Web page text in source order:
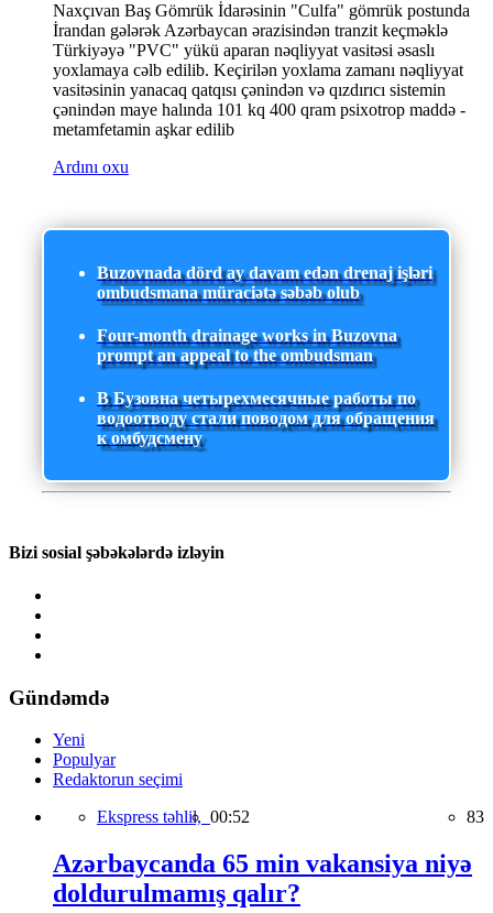
Naxçıvan Baş Gömrük İdarəsinin "Culfa" gömrük postunda
İrandan gələrək Azərbaycan ərazisindən tranzit keçməklə
Türkiyəyə "PVC" yükü aparan nəqliyyat vasitəsi əsaslı
yoxlamaya cəlb edilib. Keçirilən yoxlama zamanı nəqliyyat
vasitəsinin yanacaq qatqısı çənindən və qızdırıcı sistemin
çənindən maye halında 101 kq 400 qram psixotrop maddə -
metamfetamin aşkar edilib
Ardını oxu
Buzovnada dörd ay davam edən drenaj işləri
ombudsmana müraciətə səbəb olub
Four-month drainage works in Buzovna
prompt an appeal to the ombudsman
В Бузовна четырехмесячные работы по
водоотводу стали поводом для обращения
к омбудсмену
Bizi sosial şəbəkələrdə izləyin
Gündəmdə
Yeni
Populyar
Redaktorun seçimi
Ekspress təhlil, 00:52 83
Azərbaycanda 65 min vakansiya niyə
doldurulmamış qalır?